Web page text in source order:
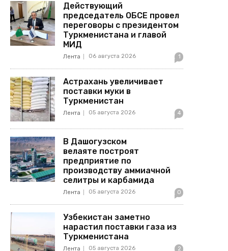
Действующий
председатель ОБСЕ провел
переговоры с президентом
Туркменистана и главой
МИД
Лента 06 августа 2026 1
Астрахань увеличивает
поставки муки в
Туркменистан
Лента 05 августа 2026 4
В Дашогузском
велаяте построят
предприятие по
производству аммиачной
селитры и карбамида
Лента 05 августа 2026 0
Узбекистан заметно
нарастил поставки газа из
Туркменистана
Лента 05 августа 2026 2